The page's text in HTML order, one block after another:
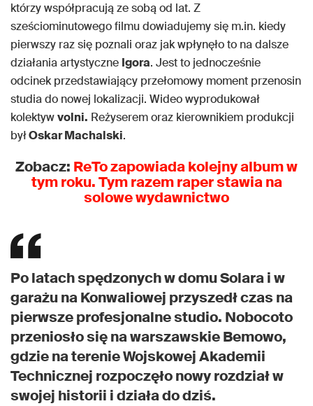
którzy współpracują ze sobą od lat. Z
sześciominutowego filmu dowiadujemy się m.in. kiedy
pierwszy raz się poznali oraz jak wpłynęło to na dalsze
działania artystyczne Igora. Jest to jednocześnie
odcinek przedstawiający przełomowy moment przenosin
studia do nowej lokalizacji. Wideo wyprodukował
kolektywvolni. Reżyserem oraz kierownikiem produkcji
byłOskar Machalski.
Zobacz: ReTo zapowiada kolejny album w
tym roku. Tym razem raper stawia na
solowe wydawnictwo
Po latach spędzonych w domu Solara i w
garażu na Konwaliowej przyszedł czas na
pierwsze profesjonalne studio. Nobocoto
przeniosło się na warszawskie Bemowo,
gdzie na terenie Wojskowej Akademii
Technicznej rozpoczęło nowy rozdział w
swojej historii i działa do dziś.